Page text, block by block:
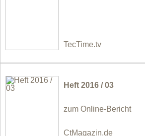
TecTime.tv
Heft 2016 / 03
zum Online-Bericht
CtMagazin.de